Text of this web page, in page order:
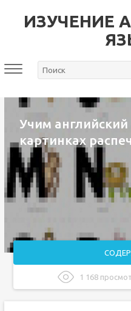
ИЗУЧЕНИЕ
Учим
картинках
1 168